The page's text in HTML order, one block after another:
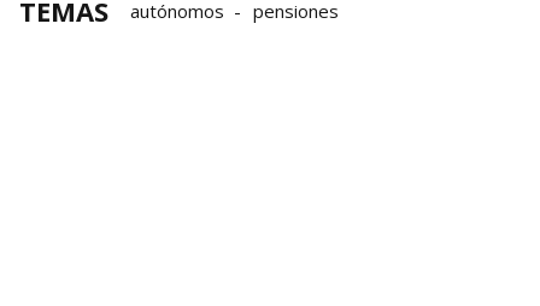
TEMAS autónomos pensiones